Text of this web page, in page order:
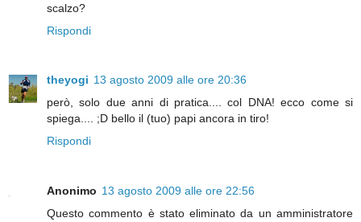
scalzo?
Rispondi
theyogi 13 agosto 2009 alle ore 20:36
però, solo due anni di pratica.... col DNA! ecco come si
spiega.... ;D bello il (tuo) papi ancora in tiro!
Rispondi
Anonimo 13 agosto 2009 alle ore 22:56
Questo commento è stato eliminato da un amministratore